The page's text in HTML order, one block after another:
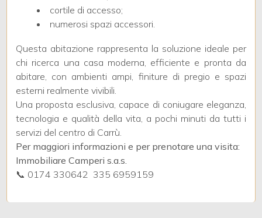
cortile di accesso;
numerosi spazi accessori.
Questa abitazione rappresenta la soluzione ideale per
chi ricerca una casa moderna, efficiente e pronta da
abitare, con ambienti ampi, finiture di pregio e spazi
esterni realmente vivibili.
Una proposta esclusiva, capace di coniugare eleganza,
tecnologia e qualità della vita, a pochi minuti da tutti i
servizi del centro di Carrù.
Per maggiori informazioni e per prenotare una visita:
Immobiliare Camperi s.a.s.
📞 0174 330642  335 6959159
4
5
5+
Altre
opzioni